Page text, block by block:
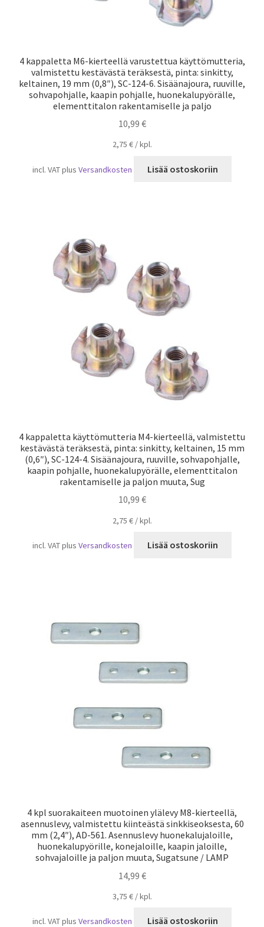
4 kappaletta M6-kierteellä varustettua käyttömutteria,
valmistettu kestävästä teräksestä, pinta: sinkitty,
keltainen, 19 mm (0,8″), SC-124-6. Sisäänajoura, ruuville,
sohvapohjalle, kaapin pohjalle, huonekalupyörälle,
elementtitalon rakentamiselle ja paljo
10,99 €
2,75 €/kpl.
incl. VATplusVersandkosten Lisää ostoskoriin
4 kappaletta käyttömutteria M4-kierteellä, valmistettu
kestävästä teräksestä, pinta: sinkitty, keltainen, 15 mm
(0,6″), SC-124-4. Sisäänajoura, ruuville, sohvapohjalle,
kaapin pohjalle, huonekalupyörälle, elementtitalon
rakentamiselle ja paljon muuta, Sug
10,99 €
2,75 €/kpl.
incl. VATplusVersandkosten Lisää ostoskoriin
4 kpl suorakaiteen muotoinen ylälevy M8-kierteellä,
asennuslevy, valmistettu kiinteästä sinkkiseoksesta, 60
mm (2,4″), AD-561. Asennuslevy huonekalujaloille,
huonekalupyörille, konejaloille, kaapin jaloille,
sohvajaloille ja paljon muuta, Sugatsune / LAMP
14,99 €
3,75 €/kpl.
incl. VATplusVersandkosten Lisää ostoskoriin